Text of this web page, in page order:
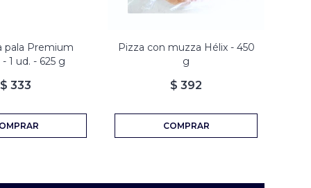
pala Premium
1 ud. - 625 g
$ 333
Pizza con muzza Hélix - 450
g
$ 392